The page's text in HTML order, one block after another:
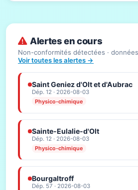
Alertes en cours
Non-conformités détectées ·
Voir toutes les alertes →
Saint Geniez d'Olt et d'Aubrac
Dép. 12 · 2026-08-03
Physico-chimique
Sainte-Eulalie-d'Olt
Dép. 12 · 2026-08-03
Physico-chimique
Bourgaltroff
Dép. 57 · 2026-08-03